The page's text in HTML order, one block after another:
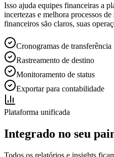
Isso ajuda equipes financeiras a
incertezas e melhora processos
financeiros são claros, suas
Cronogramas de transferência
Rastreamento de destino
Monitoramento de status
Exportar para contabilidade
Plataforma unificada
Integrado no seu
Todos os relatórios e insights